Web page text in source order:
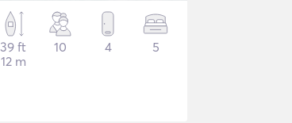
39 ft
12 m
10 4 5